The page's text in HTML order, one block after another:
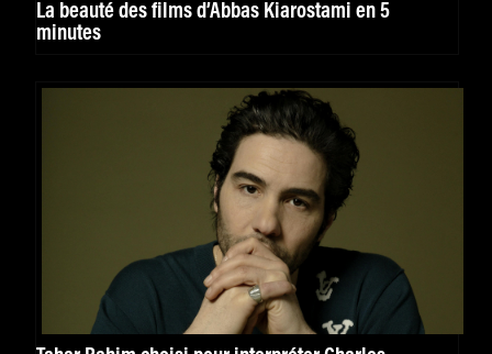
La beauté des films d’Abbas Kiarostami en 5
minutes